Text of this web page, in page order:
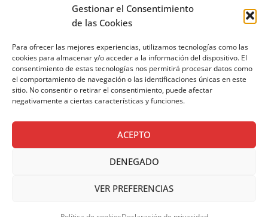
Gestionar el Consentimiento
de las Cookies
Para ofrecer las mejores experiencias, utilizamos tecnologías como las
cookies para almacenar y/o acceder a la información del dispositivo. El
consentimiento de estas tecnologías nos permitirá procesar datos como
el comportamiento de navegación o las identificaciones únicas en este
sitio. No consentir o retirar el consentimiento, puede afectar
negativamente a ciertas características y funciones.
ACEPTO
DENEGADO
VER PREFERENCIAS
AVISO LEGAL|POLÍTICA DE PRIVACIDAD|